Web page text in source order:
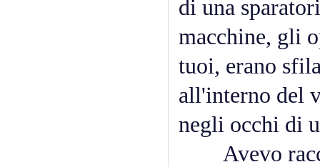
di una
macchine, gli
tuoi, erano
all'interno del
negli occhi di
Avevo